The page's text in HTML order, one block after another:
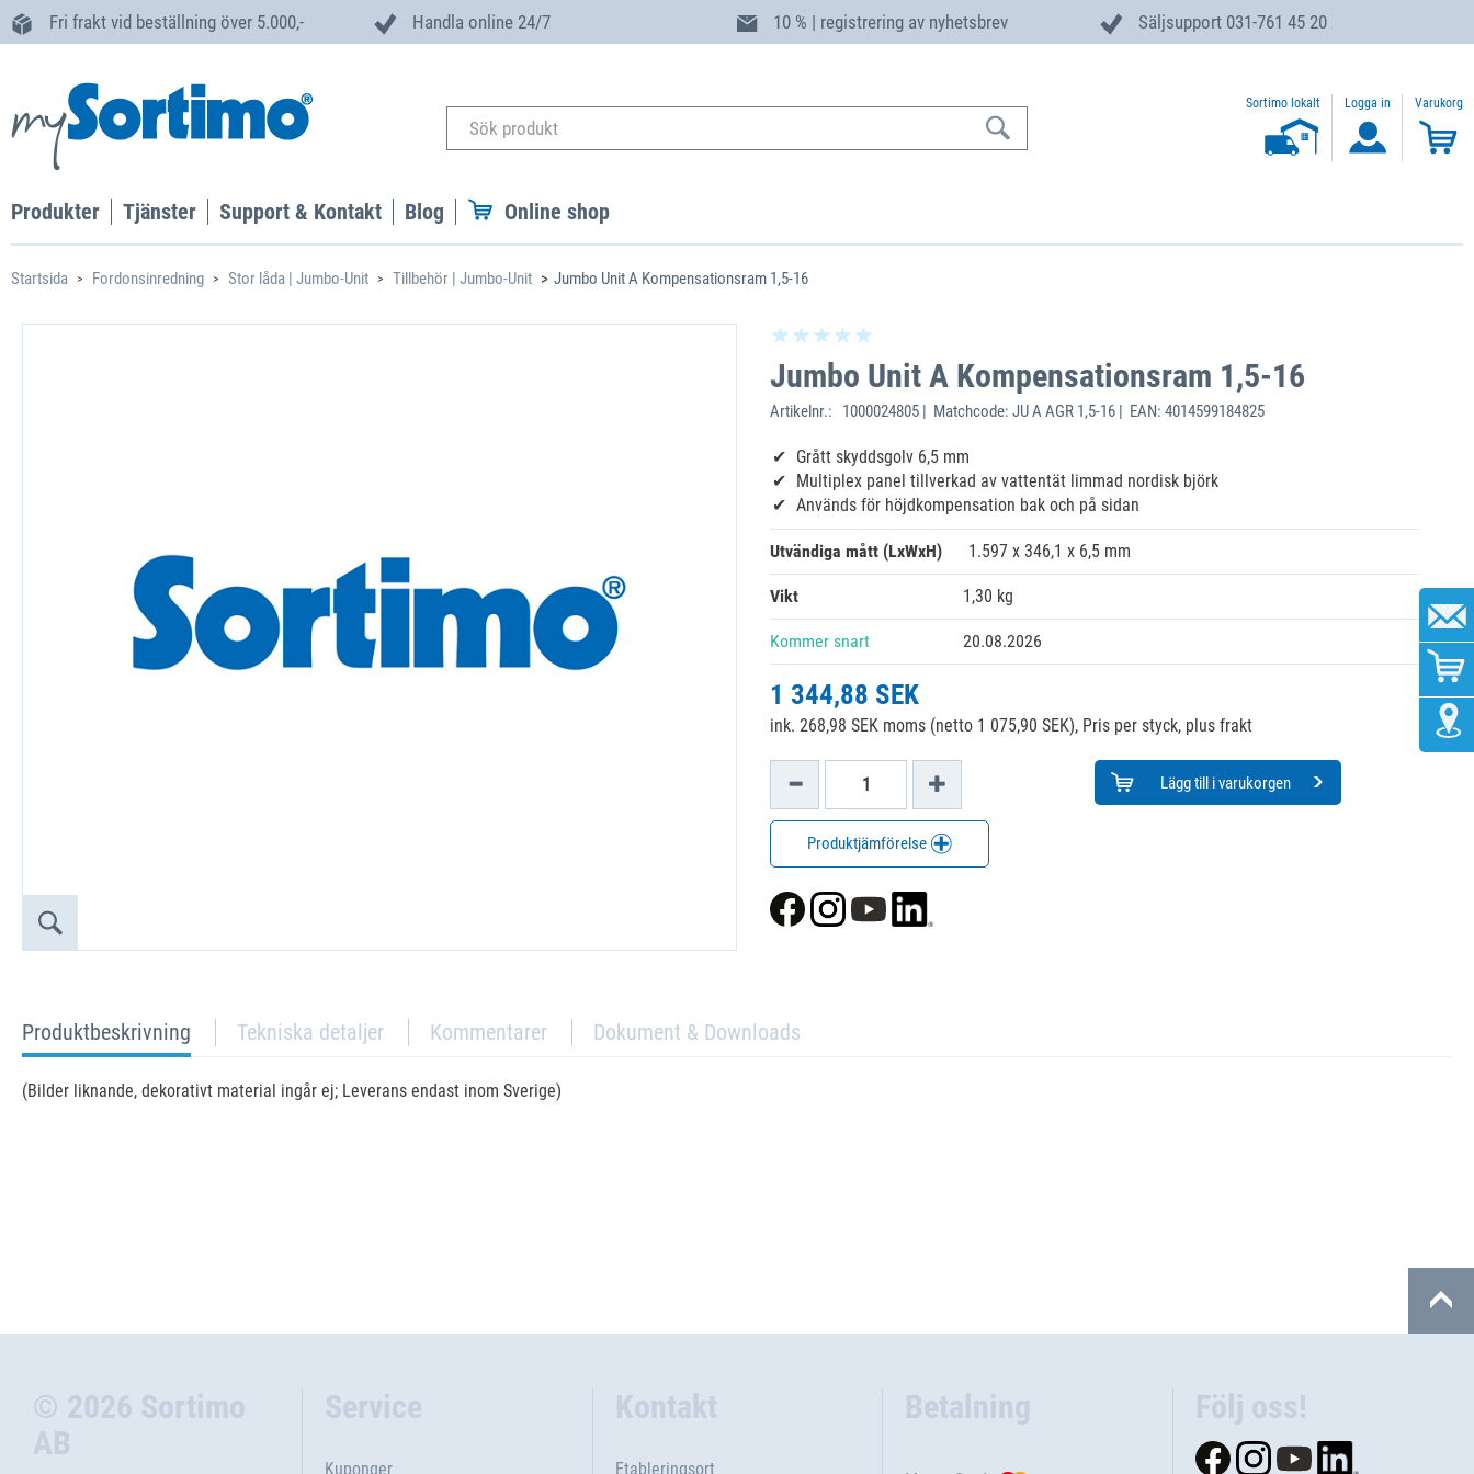
Fri frakt vid beställning över 5.000,- Handla online 24/7 10 % | registrering av nyhetsbrev Säljsupport 031-761 45 20
Sortimo lokalt Logga in Varukorg
Produkter Tjänster Support & Kontakt Blog Online shop
Startsida Fordonsinredning Stor låda | Jumbo-Unit Tillbehör | Jumbo-Unit Jumbo Unit A Kompensationsram 1,5-16
Jumbo Unit A Kompensationsram 1,5-16
Artikelnr.: 1000024805 | Matchcode: JU A AGR 1,5-16 | EAN: 4014599184825
Grått skyddsgolv 6,5 mm
Multiplex panel tillverkad av vattentät limmad nordisk björk
Används för höjdkompensation bak och på sidan
Utvändiga mått (LxWxH) 1.597 x 346,1 x 6,5 mm
Vikt 1,30 kg
Kommer snart 20.08.2026
1 344,88 SEK
ink. 268,98 SEK moms (netto 1 075,90 SEK), Pris per styck, plus frakt
Lägg till i varukorgen
Produktjämförelse
current
tab:
Produktbeskrivning Tekniska detaljer Kommentarer Dokument & Downloads
(Bilder liknande, dekorativt material ingår ej; Leverans endast inom Sverige)
© 2026 Sortimo
AB
Service
Kuponger
Kontakt
Etableringsort
Betalning Följ oss!